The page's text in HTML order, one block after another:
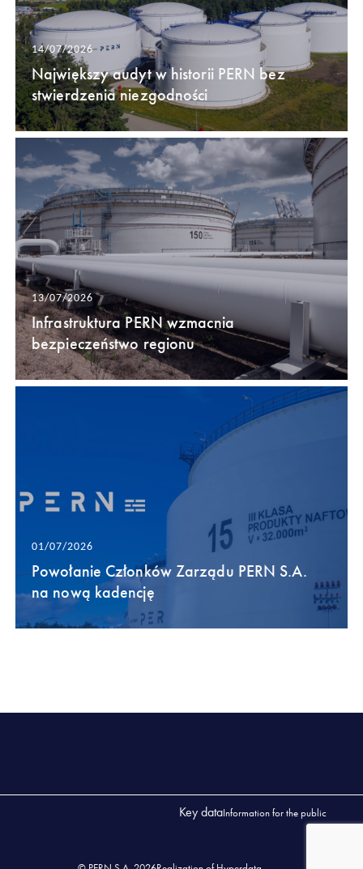
14/07/2026
Największy audyt w historii PERN bez
stwierdzenia niezgodności
13/07/2026
Infrastruktura PERN wzmacnia
bezpieczeństwo regionu
01/07/2026
Powołanie Członków Zarządu PERN S.A.
na nową kadencję
Key dataInformation for the public